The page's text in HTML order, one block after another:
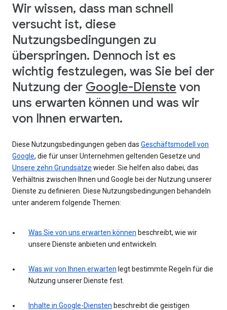
Wir wissen, dass man schnell
versucht ist, diese
Nutzungsbedingungen zu
überspringen. Dennoch ist es
wichtig festzulegen, was Sie bei der
Nutzung der Google-Dienste von
uns erwarten können und was wir
von Ihnen erwarten.
Diese Nutzungsbedingungen geben das Geschäftsmodell von
Google, die für unser Unternehmen geltenden Gesetze und
Unsere zehn Grundsätze wieder. Sie helfen also dabei, das
Verhältnis zwischen Ihnen und Google bei der Nutzung unserer
Dienste zu definieren. Diese Nutzungsbedingungen behandeln
unter anderem folgende Themen:
Was Sie von uns erwarten können beschreibt, wie wir
unsere Dienste anbieten und entwickeln.
Was wir von Ihnen erwarten legt bestimmte Regeln für die
Nutzung unserer Dienste fest.
Inhalte in Google-Diensten beschreibt die geistigen